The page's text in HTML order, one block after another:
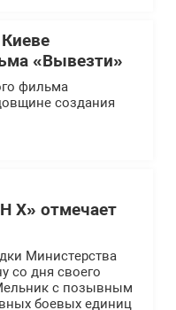
«Вывезти»
фильма
создания
Х» отмечает
Министерства
со дня своего
с позывным
боевых единиц